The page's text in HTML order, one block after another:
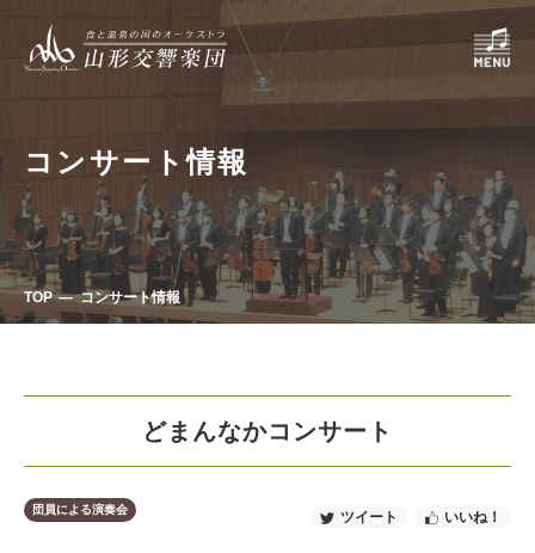
コンサート情報
TOP コンサート情報
どまんなかコンサート
団員による演奏会 ツイート いいね！